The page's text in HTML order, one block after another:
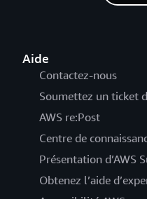
Aide
Contactez-nous
Soumettez un ticket
AWS re:Post
Centre de
Présentation d’AWS
Obtenez l’aide